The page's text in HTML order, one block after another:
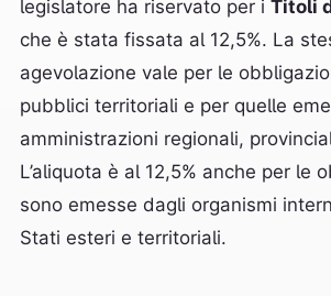
legislatore ha riservato per i Titoli
che è stata fissata al 12,5%. La
agevolazione vale per le
pubblici territoriali e per quelle
amministrazioni regionali,
L’aliquota è al 12,5% anche per le
sono emesse dagli organismi
Stati esteri e territoriali.